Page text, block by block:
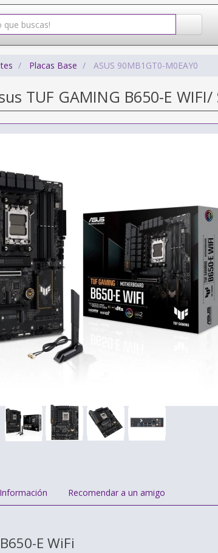
Placas Base ASUS 90MB1GT0-M0EAY0
TUF GAMING B650-E
Información Recomendar a un amigo
E WiFi